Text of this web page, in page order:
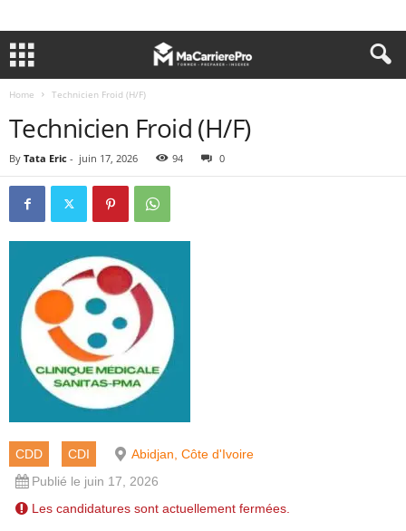
Home Technicien Froid (H/F)
Technicien Froid (H/F)
By Tata Eric - juin 17, 2026 94 0
CDD CDI
Abidjan, Côte d'Ivoire
Publié le juin 17, 2026
Les candidatures sont actuellement fermées.